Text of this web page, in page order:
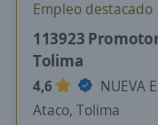
Empleo destacado
113923
Tolima
4,6
NUEVA
Ataco, Tolima